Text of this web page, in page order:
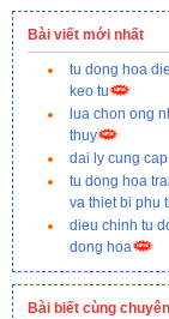
Bài viết mới nhất
tu dong hoa
keo tu
lua chon ong
thuy
dai ly cung
tu dong hoa
va thiet bi phu
dieu chinh tu
dong hoa
Bài biết cùng